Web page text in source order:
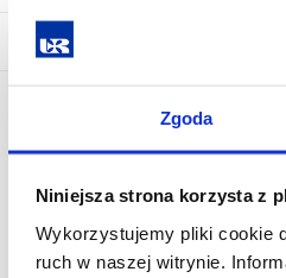
Zgoda
Niniejsza strona korzysta z
Wykorzystujemy pliki cookie
ruch w naszej witrynie.